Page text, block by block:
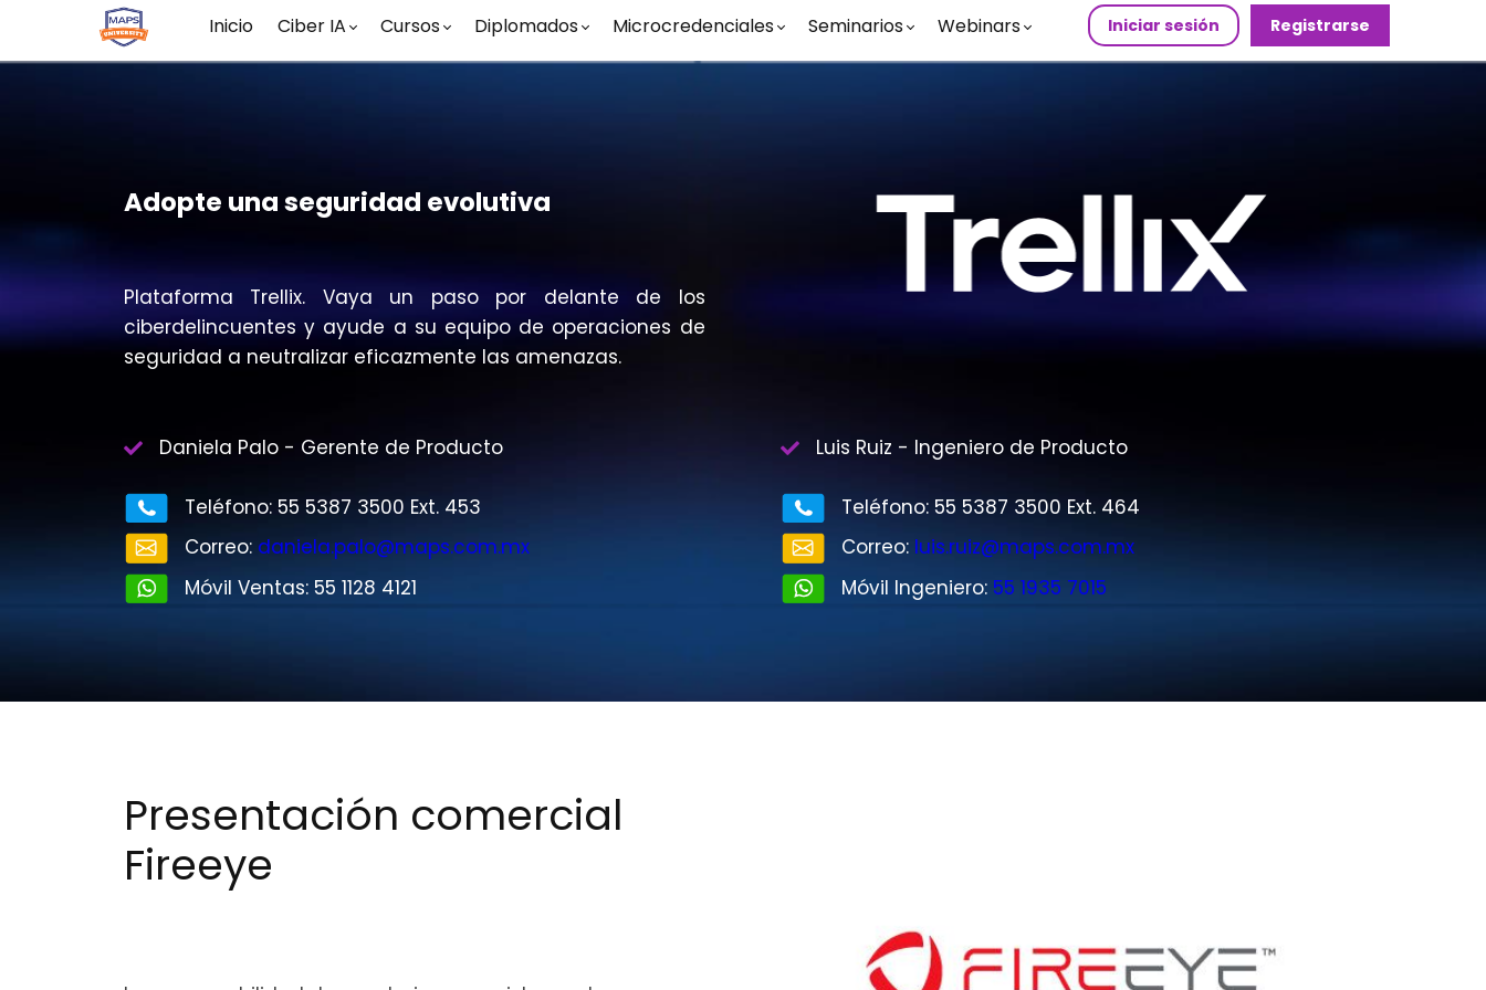
Inicio Ciber IA Cursos Diplomados Microcredenciales Seminarios Webinars Iniciar sesión Registrarse
Adopte una seguridad evolutiva
Plataforma Trellix. Vaya un paso por delante de los
ciberdelincuentes y ayude a su equipo de operaciones de
seguridad a neutralizar eficazmente las amenazas.
Daniela Palo - Gerente de Producto
Teléfono: 55 5387 3500 Ext. 453
Correo: daniela.palo@maps.com.mx
Móvil Ventas: 55 1128 4121
Luis Ruiz - Ingeniero de Producto
Teléfono: 55 5387 3500 Ext. 464
Correo: luis.ruiz@maps.com.mx
Móvil Ingeniero: 55 1935 7015
Presentación comercial
Fireeye